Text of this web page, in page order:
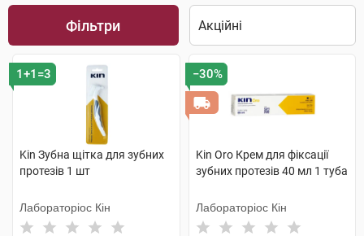
Фільтри
1+1=3
Kin Зубна щітка для зубних
протезів 1 шт
Лабораторіос Кін
−30%
Kin Oro Крем для фіксації
зубних протезів 40 мл 1 туба
Лабораторіос Кін